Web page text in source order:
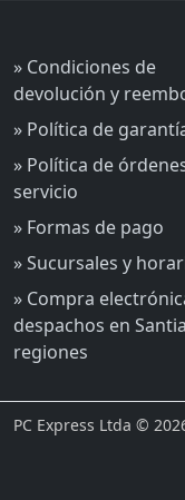
» Condiciones de
devolución y
» Política de
» Política de
servicio
» Formas de pago
» Sucursales y
» Compra
despachos en
regiones
PC Express Ltda ©